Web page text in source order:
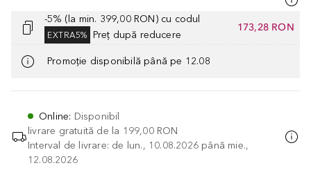
-5% (la min. 399,00 RON) cu codul
EXTRA5% Preț după reducere
173,28 RON
Promoție disponibilă până pe 12.08
Online: Disponibil
livrare gratuită de la 199,00 RON
Interval de livrare: de lun., 10.08.2026 până mie.,
12.08.2026